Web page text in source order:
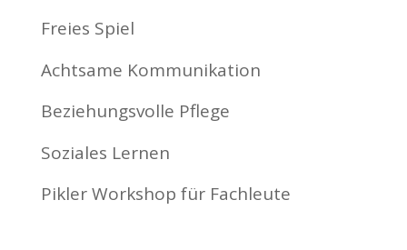
Freies Spiel
Achtsame Kommunikation
Beziehungsvolle Pflege
Soziales Lernen
Pikler Workshop für Fachleute